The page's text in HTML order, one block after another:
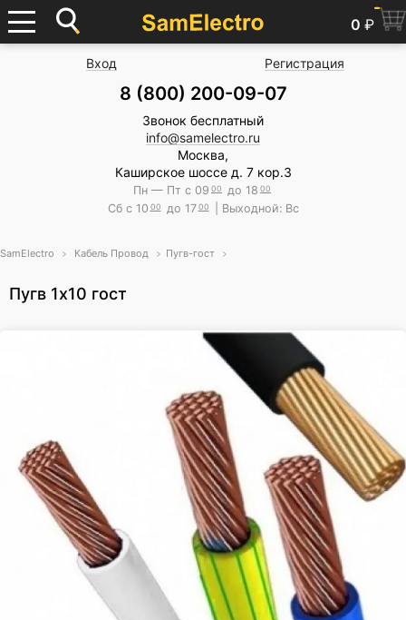
0 ₽
Вход Регистрация
8 (800) 200-09-07
Звонок бесплатный
info@samelectro.ru
Москва,
Каширское шоссе д. 7 кор.3
Пн — Пт с 09 00 до 18 00
Сб с 10 00 до 17 00 | Выходной: Вс
SamElectro Кабель Провод Пугв-гост
Пугв 1х10 гост